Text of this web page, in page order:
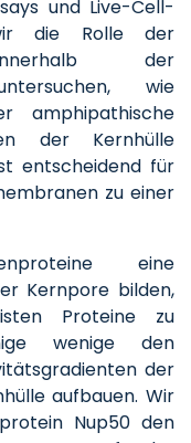
und Live-Cell-
die Rolle der
innerhalb der
wie
amphipathische
der Kernhülle
entscheidend für
zu einer
eine
Kernpore bilden,
Proteine zu
wenige den
der
aufbauen. Wir
Nup50 den